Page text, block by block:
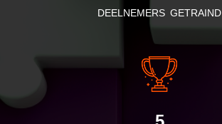
DEELNEMERS GETRAIND